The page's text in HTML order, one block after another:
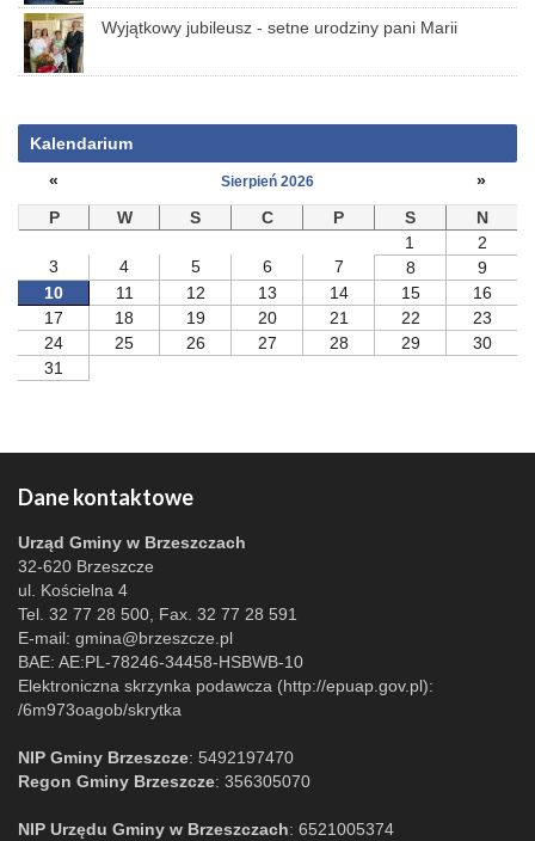
Wyjątkowy jubileusz - setne urodziny pani Marii
Kalendarium
«
Sierpień 2026
»
P
W S C P S
N
1
2
3
4 5 6 7 8
9
10
11 12 13 14 15
16
17
18 19 20 21 22
23
24
25 26 27 28 29
30
31
Dane kontaktowe
Urząd Gminy w Brzeszczach
32-620 Brzeszcze
ul. Kościelna 4
Tel. 32 77 28 500, Fax. 32 77 28 591
E-mail: gmina@brzeszcze.pl
BAE: AE:PL-78246-34458-HSBWB-10
Elektroniczna skrzynka podawcza (http://epuap.gov.pl):
/6m973oagob/skrytka
NIP Gminy Brzeszcze: 5492197470
Regon Gminy Brzeszcze: 356305070
NIP Urzędu Gminy w Brzeszczach: 6521005374